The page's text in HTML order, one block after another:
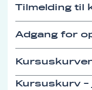
Tilmelding til
Adgang for
Kursuskurv -